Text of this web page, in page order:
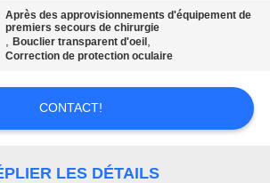
Après des approvisionnements d'équipement de
premiers secours de chirurgie
,Bouclier transparent d'oeil ,
Correction de protection oculaire
CONTACT!
LES DÉTAILS